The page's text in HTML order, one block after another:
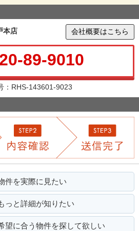
本店 会社概要はこちら
89-9010
：RHS-143601-9023
件を実際に見たい
っと詳細が知りたい
望に合う物件を探して欲しい